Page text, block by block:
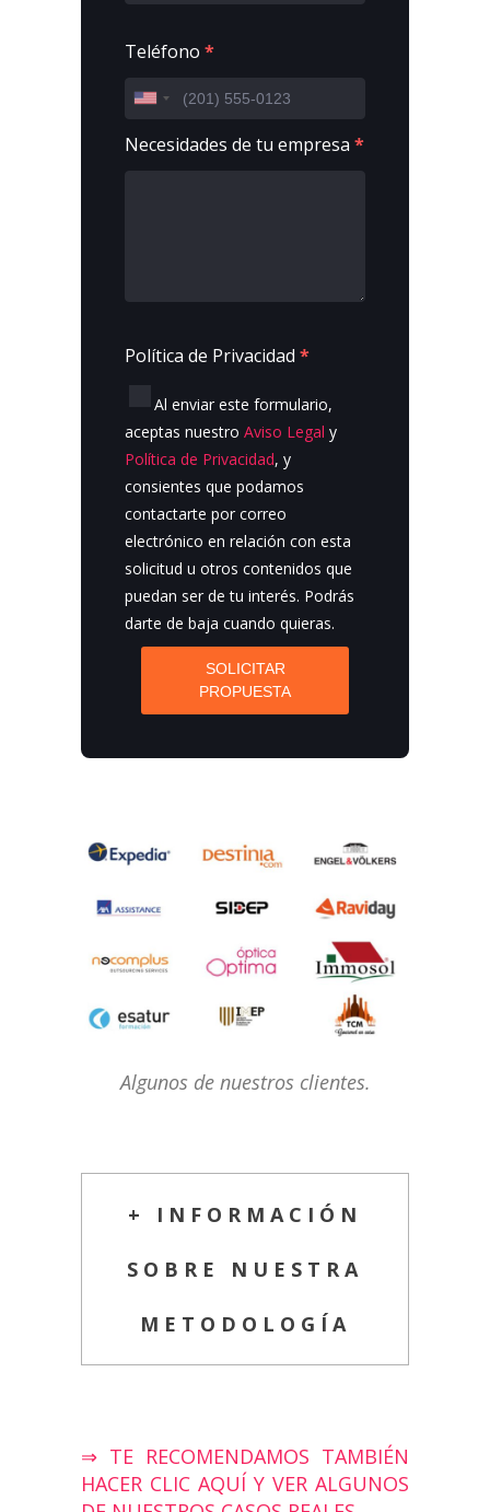
Teléfono *
Necesidades de tu empresa *
Política de Privacidad *
Al enviar este formulario,
aceptas nuestro Aviso Legal y
Política de Privacidad, y
consientes que podamos
contactarte por correo
electrónico en relación con esta
solicitud u otros contenidos que
puedan ser de tu interés. Podrás
darte de baja cuando quieras.
SOLICITAR
PROPUESTA
Algunos de nuestros clientes.
+ INFORMACIÓN
SOBRE NUESTRA
METODOLOGÍA
⇒ TE RECOMENDAMOS TAMBIÉN
HACER CLIC AQUÍ Y VER ALGUNOS